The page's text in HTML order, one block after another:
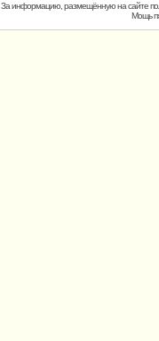
За информацию, размещённую на сайте
Мощь